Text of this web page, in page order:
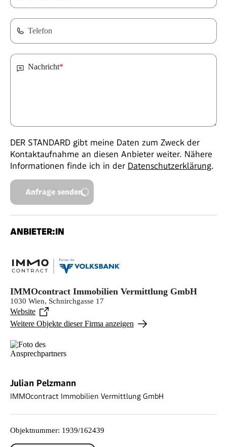
Telefon
Nachricht*
DER STANDARD gibt meine Daten zum Zweck der
Kontaktaufnahme an diesen Anbieter weiter. Nähere
Informationen finde ich in der Datenschutzerklärung.
Anfrage senden
ANBIETER:IN
IMMOcontract Immobilien Vermittlung GmbH
1030 Wien, Schnirchgasse 17
Website
Weitere Objekte dieser Firma anzeigen
Julian Pelzmann
IMMOcontract Immobilien Vermittlung GmbH
Objektnummer: 1939/162439